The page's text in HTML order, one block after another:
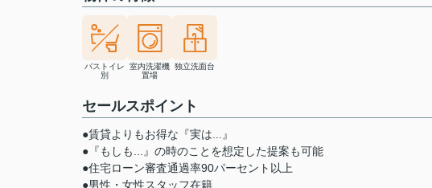
バストイレ
別
室内洗濯機
置場
独立洗面台
セールスポイント
●賃貸よりもお得な『実は...』
●『もしも...』の時のことを想定した提案も可能
●住宅ローン審査通過率90パーセント以上
●男性・女性スタッフ在籍